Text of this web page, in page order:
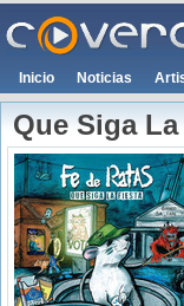
Inicio Noticias
Que Siga